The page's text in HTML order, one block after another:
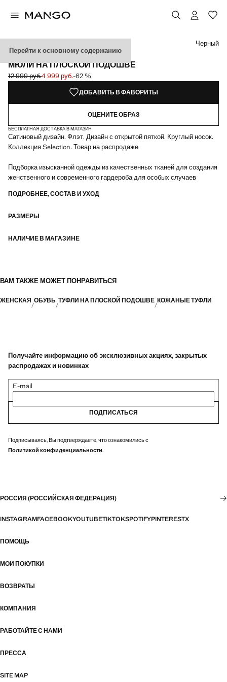
Перейти к основному содержанию
SELECTION
МЮЛИ НА ПЛОСКОЙ ПОДОШВЕ
Начальная цена зачеркнута [12 999 руб. ]
12 999 руб.
Текущая цена [4 999 руб. ]
4 999 руб.-62 %
Выберите цвет
Выбранный цвет: Черный
Черный
ДОБАВИТЬ В ФАВОРИТЫ
ОЦЕНИТЕ ОБРАЗ
БЕСПЛАТНАЯ ДОСТАВКА В МАГАЗИН
Сатиновый дизайн. Флэт. Дизайн с открытой пяткой. Круглый носок.
Коллекция Selection. Товар на распродаже
Подборка изысканной одежды из качественных тканей для создания
женственного и современного гардероба для особых случаев
ПОДРОБНЕЕ, СОСТАВ И УХОД
РАЗМЕРЫ
НАЛИЧИЕ В МАГАЗИНЕ
ВАМ ТАКЖЕ МОЖЕТ ПОНРАВИТЬСЯ
ЖЕНСКАЯ ОБУВЬ ТУФЛИ НА ПЛОСКОЙ ПОДОШВЕ КОЖАНЫЕ ТУФЛИ
Получайте информацию об эксклюзивных акциях, закрытых
распродажах и новинках
E-mail
ПОДПИСАТЬСЯ
Подписываясь, Вы подтверждаете, что ознакомились с
Политикой конфиденциальности.
РОССИЯ (РОССИЙСКАЯ ФЕДЕРАЦИЯ)
INSTAGRAMFACEBOOKYOUTUBETIKTOKSPOTIFYPINTERESTX
ПОМОЩЬ
МОИ ПОКУПКИ
ВОЗВРАТЫ
КОМПАНИЯ
РАБОТАЙТЕ С НАМИ
ПРЕССА
SITE MAP